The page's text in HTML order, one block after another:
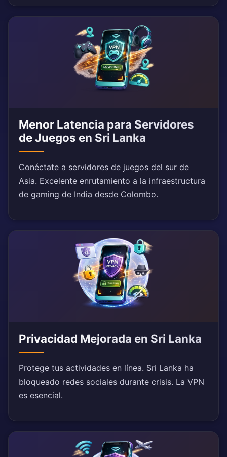
Menor Latencia para Servidores
de Juegos en Sri Lanka
Conéctate a servidores de juegos del sur de
Asia. Excelente enrutamiento a la infraestructura
de gaming de India desde Colombo.
Privacidad Mejorada en Sri Lanka
Protege tus actividades en línea. Sri Lanka ha
bloqueado redes sociales durante crisis. La VPN
es esencial.